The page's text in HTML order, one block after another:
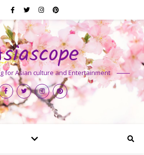
for Asian culture and Entertainment